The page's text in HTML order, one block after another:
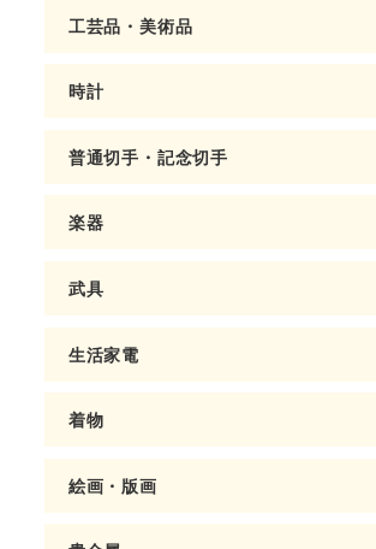
工芸品・美術品
時計
普通切手・記念切手
楽器
武具
生活家電
着物
絵画・版画